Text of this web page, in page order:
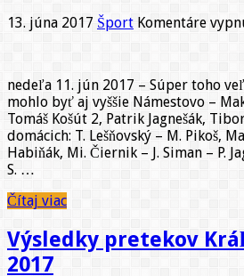
13. júna 2017 Šport Komentáre
nedeľa 11. jún 2017 – Súper toho
mohlo byť aj vyššie Námestovo –
Tomáš Košút 2, Patrik Jagnešák,
domácich: T. Lešňovský – M. Pikoš,
Habiňák, Mi. Čiernik – J. Siman – P.
S. …
Čítaj viac
Výsledky pretekov
2017